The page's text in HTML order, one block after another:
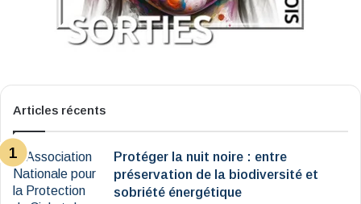
Articles récents
Protéger la nuit noire : entre
préservation de la biodiversité et
sobriété énergétique